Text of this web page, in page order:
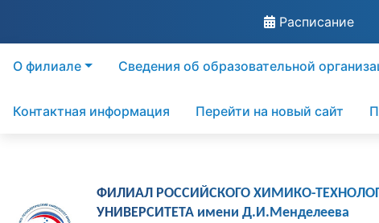
Расписание
О филиале Сведения об образовательной
Контактная информация Перейти на новый сайт
ФИЛИАЛ РОССИЙСКОГО ХИМИКО-
УНИВЕРСИТЕТА имени Д.И.Менделеева